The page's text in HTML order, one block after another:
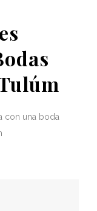
con una boda